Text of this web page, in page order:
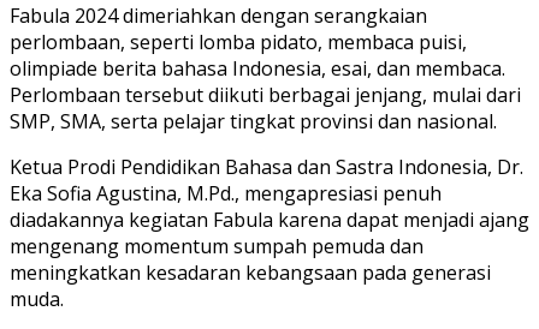
Fabula 2024 dimeriahkan dengan serangkaian
perlombaan, seperti lomba pidato, membaca puisi,
olimpiade berita bahasa Indonesia, esai, dan membaca.
Perlombaan tersebut diikuti berbagai jenjang, mulai dari
SMP, SMA, serta pelajar tingkat provinsi dan nasional.
Ketua Prodi Pendidikan Bahasa dan Sastra Indonesia, Dr.
Eka Sofia Agustina, M.Pd., mengapresiasi penuh
diadakannya kegiatan Fabula karena dapat menjadi ajang
mengenang momentum sumpah pemuda dan
meningkatkan kesadaran kebangsaan pada generasi
muda.